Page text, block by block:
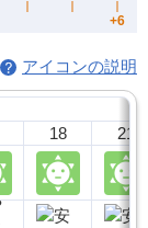
アイコンの説明
18 21